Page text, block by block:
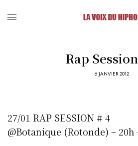
Rap
6 JANVIER 2012
27/01 RAP SESSION # 4
@Botanique (Rotonde) – 20h